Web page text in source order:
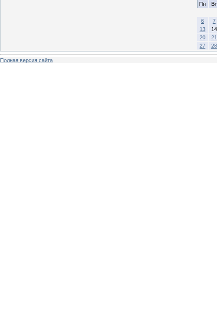
Пн Вт
6
7
13
14
20
21
27
28
Полная версия сайта